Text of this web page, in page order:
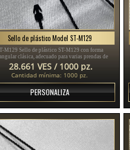
Sello de plástico Model ST-M129
M129 Sello de plástico ST-M129 con forma
clásica, adecuado para varias prendas de
ropa de mujer, ropa de hombre, zapatos, bolsos,
joyas, diversos accesorios.
28.661 VES / 1000 pz.
Cantidad mínima: 1000 pz.
PERSONALIZA